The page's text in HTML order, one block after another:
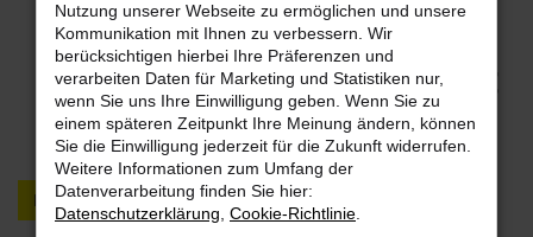
Jetzt PKWs & LKWs in
unserem Fahrzeugmarkt
finden
PKW LKW
Nutzung unserer Webseite zu ermöglichen und unsere
Kommunikation mit Ihnen zu verbessern. Wir
berücksichtigen hierbei Ihre Präferenzen und
verarbeiten Daten für Marketing und Statistiken nur,
wenn Sie uns Ihre Einwilligung geben. Wenn Sie zu
einem späteren Zeitpunkt Ihre Meinung ändern, können
Sie die Einwilligung jederzeit für die Zukunft widerrufen.
Weitere Informationen zum Umfang der
Datenverarbeitung finden Sie hier:
Datenschutzerklärung Cookie-Richtlinie